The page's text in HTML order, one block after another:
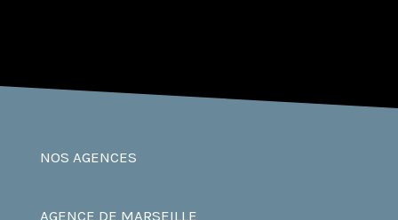
NOS AGENCES
AGENCE DE MARSEILLE